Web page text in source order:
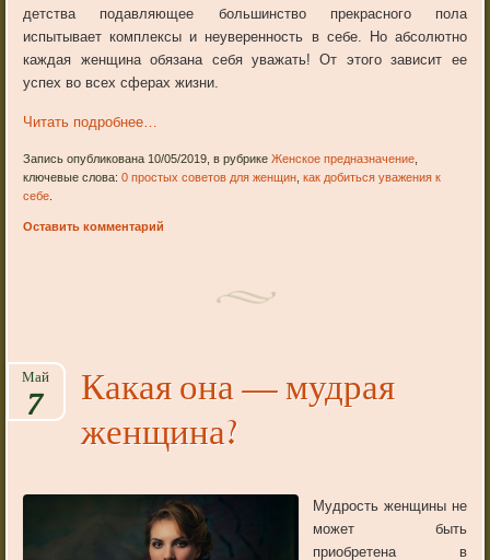
детства подавляющее большинство прекрасного пола
испытывает комплексы и неуверенность в себе. Но абсолютно
каждая женщина обязана себя уважать! От этого зависит ее
успех во всех сферах жизни.
Читать подробнее…
Запись опубликована 10/05/2019, в рубрикеЖенское предназначение
ключевые слова:0 простых советов для женщин ,как добиться уважения к
себе
Оставить комментарий
Какая она — мудрая
женщина?
Май
7
Мудрость женщины не
может быть
приобретена в